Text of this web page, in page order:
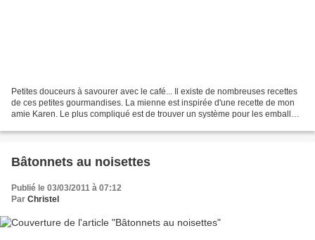
Petites douceurs à savourer avec le café... Il existe de nombreuses recettes
de ces petites gourmandises. La mienne est inspirée d'une recette de mon
amie Karen. Le plus compliqué est de trouver un système pour les emballer
Bâtonnets au noisettes
Publié le 03/03/2011 à 07:12
Par Christel